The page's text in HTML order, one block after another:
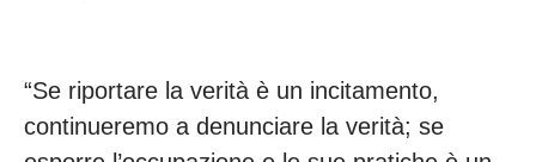
“Se riportare la verità è un incitamento,
continueremo a denunciare la verità; se